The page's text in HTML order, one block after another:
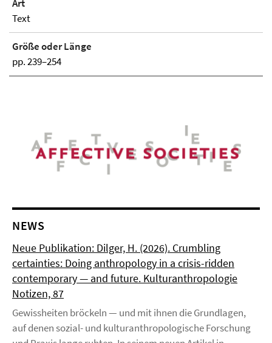
Art
Text
Größe oder Länge
pp. 239–254
NEWS
Neue Publikation: Dilger, H. (2026). Crumbling
certainties: Doing anthropology in a crisis-ridden
contemporary — and future. Kulturanthropologie
Notizen, 87
Gewissheiten bröckeln — und mit ihnen die Grundlagen,
auf denen sozial- und kulturanthropologische Forschung